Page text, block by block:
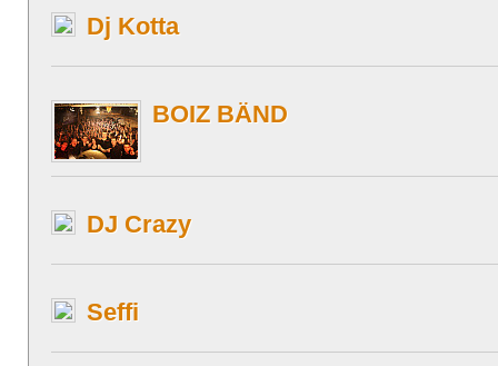
Dj Kotta
BOIZ BÄND
DJ Crazy
Seffi